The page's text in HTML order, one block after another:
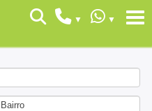
Bairro